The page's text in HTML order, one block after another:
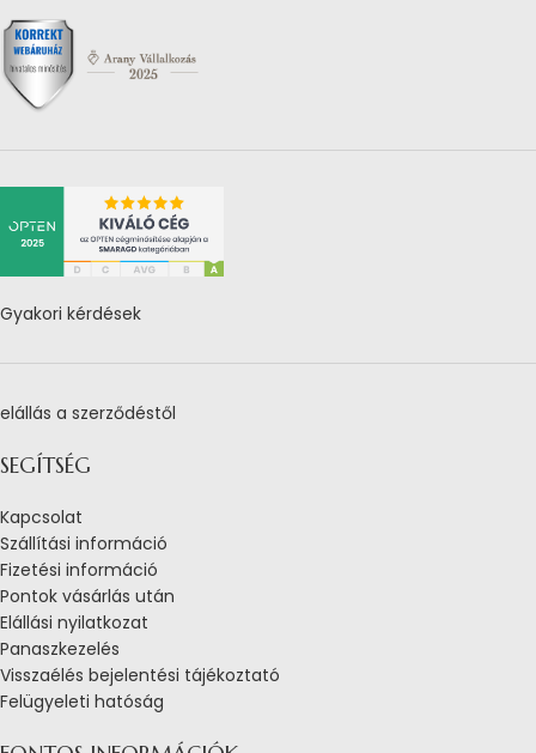
Gyakori kérdések
elállás a szerződéstől
SEGÍTSÉG
Kapcsolat
Szállítási információ
Fizetési információ
Pontok vásárlás után
Elállási nyilatkozat
Panaszkezelés
Visszaélés bejelentési tájékoztató
Felügyeleti hatóság